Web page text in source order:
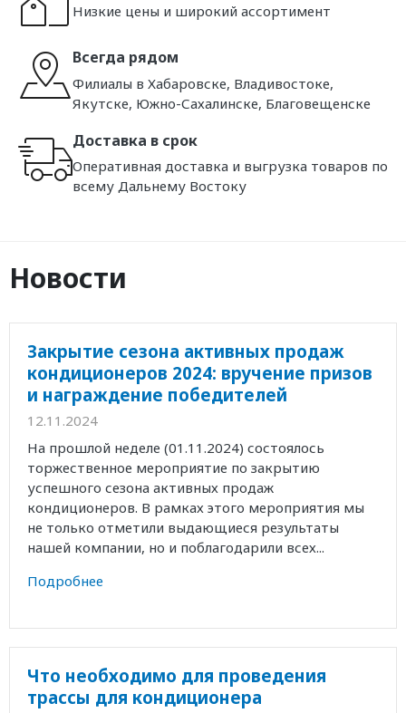
Низкие цены и широкий ассортимент
Всегда рядом
Филиалы в Хабаровске, Владивостоке,
Якутске, Южно-Сахалинске, Благовещенске
Доставка в срок
Оперативная доставка и выгрузка товаров по
всему Дальнему Востоку
Новости
Закрытие сезона активных продаж
кондиционеров 2024: вручение призов
и награждение победителей
12.11.2024
На прошлой неделе (01.11.2024) состоялось
торжественное мероприятие по закрытию
успешного сезона активных продаж
кондиционеров. В рамках этого мероприятия мы
не только отметили выдающиеся результаты
нашей компании, но и поблагодарили всех...
Подробнее
Что необходимо для проведения
трассы для кондиционера